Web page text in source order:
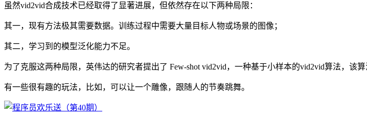
虽然vid2vid合成技术已经取得了显著进展，但依然存在以下两种局限：
其一，现有方法极其需要数据。训练过程中需要大量目标人物或场景的图像；
其二，学习到的模型泛化能力不足。
为了克服这两种局限，英伟达的研究者提出了 Few-shot vid2vid，一种基于小样本的vid2vid算法，该
有一些很有趣的玩法，比如，可以让一个雕像，跟随人的节奏跳舞。